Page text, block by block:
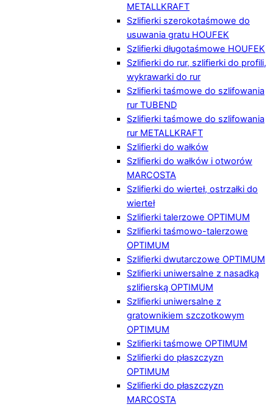
METALLKRAFT
Szlifierki szerokotaśmowe do
usuwania gratu HOUFEK
Szlifierki długotaśmowe HOUFEK
Szlifierki do rur, szlifierki do profili,
wykrawarki do rur
Szlifierki taśmowe do szlifowania
rur TUBEND
Szlifierki taśmowe do szlifowania
rur METALLKRAFT
Szlifierki do wałków
Szlifierki do wałków i otworów
MARCOSTA
Szlifierki do wierteł, ostrzałki do
wierteł
Szlifierki talerzowe OPTIMUM
Szlifierki taśmowo-talerzowe
OPTIMUM
Szlifierki dwutarczowe OPTIMUM
Szlifierki uniwersalne z nasadką
szlifierską OPTIMUM
Szlifierki uniwersalne z
gratownikiem szczotkowym
OPTIMUM
Szlifierki taśmowe OPTIMUM
Szlifierki do płaszczyzn
OPTIMUM
Szlifierki do płaszczyzn
MARCOSTA